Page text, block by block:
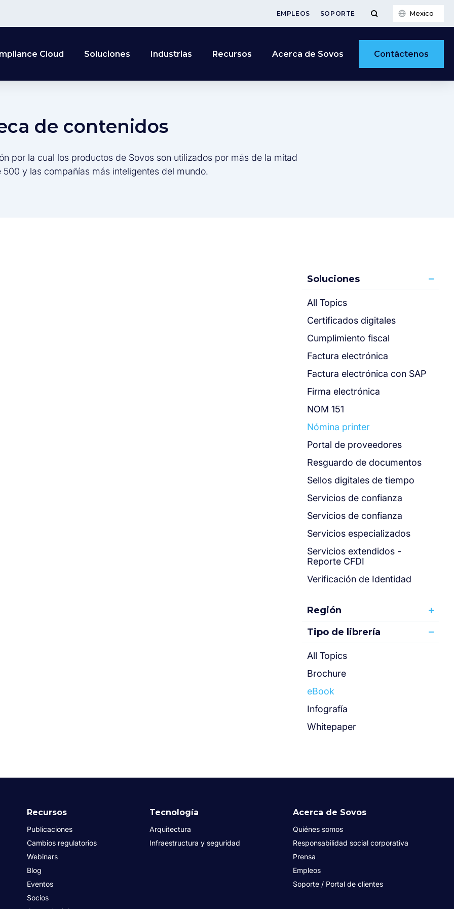
EMPLEOS SOPORTE Mexico
Cloud Soluciones Industrias Recursos Acerca de Sovos Contáctenos
de contenidos
por la cual los productos de Sovos son utilizados por más de la mitad
500 y las compañías más inteligentes del mundo.
Soluciones
All Topics
Certificados digitales
Cumplimiento fiscal
Factura electrónica
Factura electrónica con SAP
Firma electrónica
NOM 151
Nómina printer
Portal de proveedores
Resguardo de documentos
Sellos digitales de tiempo
Servicios de confianza
Servicios de confianza
Servicios especializados
Servicios extendidos -
Reporte CFDI
Verificación de Identidad
Región
Tipo de librería
All Topics
Brochure
eBook
Infografía
Whitepaper
Recursos
Publicaciones
Cambios regulatorios
Webinars
Blog
Eventos
Socios
Tecnología
Arquitectura
Infraestructura y seguridad
Acerca de Sovos
Quiénes somos
Responsabilidad social corporativa
Prensa
Empleos
Soporte / Portal de clientes